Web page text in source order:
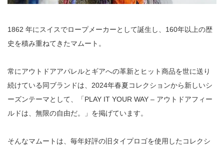
1862 年にスイスでロープメーカーとして誕生し、160年以上の歴
史を積み重ねてきたマムート。
常にアウトドアアパレルとギアへの革新とヒット商品を世に送り
続けている同ブランドは、2024年春夏コレクションから新しいシ
ーズンテーマとして、「PLAY IT YOUR WAY – アウトドアフィー
ルドは、無限の自由だ。」を掲げています。
そんなマムートは、毎年好評の旧タイプロゴを使用したコレクシ